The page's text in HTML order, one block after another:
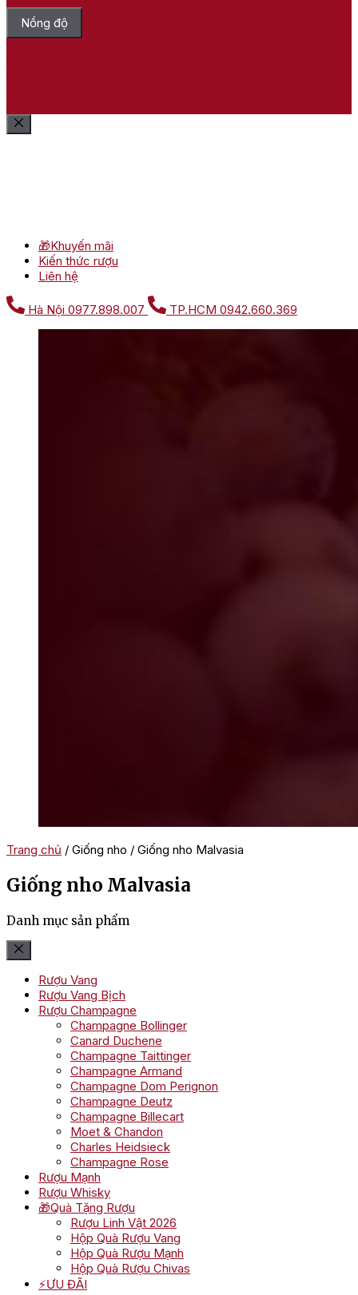
Nồng độ
🎁Khuyến mãi
Kiến thức rượu
Liên hệ
Hà Nội 0977.898.007 TP.HCM 0942.660.369
Trang chủ / Giống nho / Giống nho Malvasia
Giống nho Malvasia
Danh mục sản phẩm
Rượu Vang
Rượu Vang Bịch
Rượu Champagne
Champagne Bollinger
Canard Duchene
Champagne Taittinger
Champagne Armand
Champagne Dom Perignon
Champagne Deutz
Champagne Billecart
Moet & Chandon
Charles Heidsieck
Champagne Rose
Rượu Mạnh
Rượu Whisky
🎁Quà Tặng Rượu
Rượu Linh Vật 2026
Hộp Quà Rượu Vang
Hộp Quà Rượu Mạnh
Hộp Quà Rượu Chivas
⚡ƯU ĐÃI